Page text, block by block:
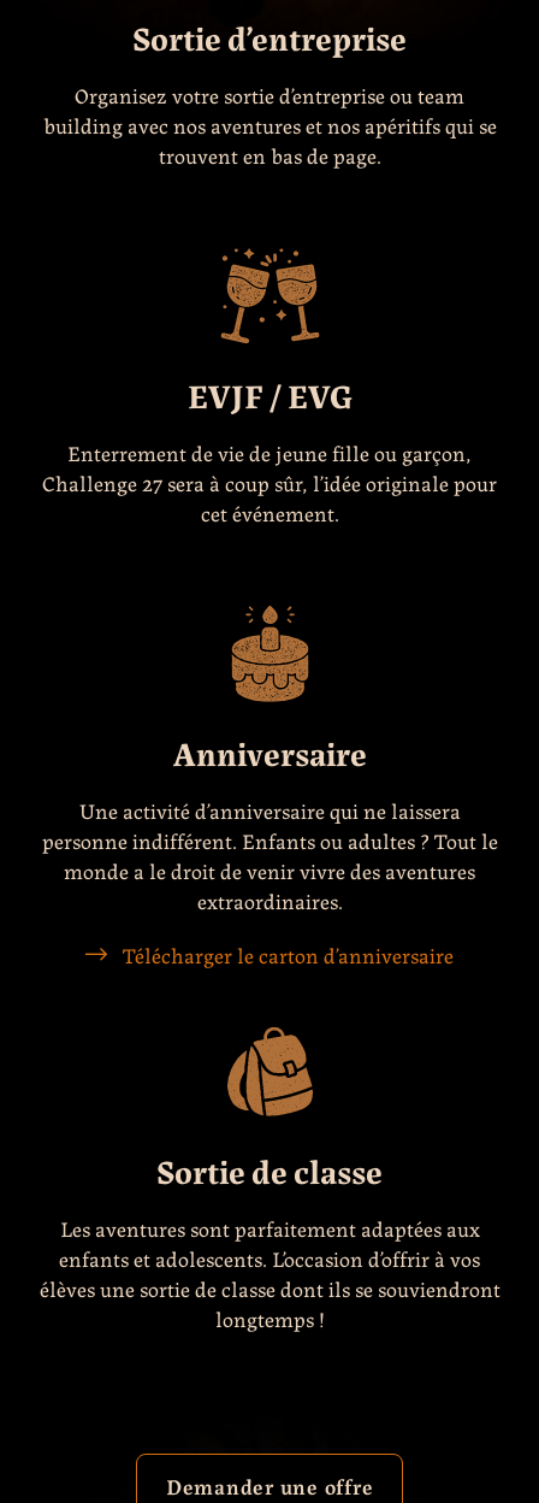
Sortie d’entreprise
Organisez votre sortie d’entreprise ou team
building avec nos aventures et nos apéritifs qui se
trouvent en bas de page.
EVJF / EVG
Enterrement de vie de jeune fille ou garçon,
Challenge 27 sera à coup sûr, l’idée originale pour
cet événement.
Anniversaire
Une activité d’anniversaire qui ne laissera
personne indifférent. Enfants ou adultes ? Tout le
monde a le droit de venir vivre des aventures
extraordinaires.
Télécharger le carton d’anniversaire
Sortie de classe
Les aventures sont parfaitement adaptées aux
enfants et adolescents. L’occasion d’offrir à vos
élèves une sortie de classe dont ils se souviendront
longtemps !
Demander une offre